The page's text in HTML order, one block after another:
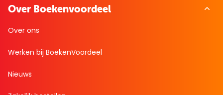
Over Boekenvoordeel
Over ons
Werken bij BoekenVoordeel
Nieuws